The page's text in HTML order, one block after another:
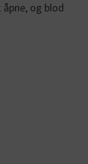
og blod